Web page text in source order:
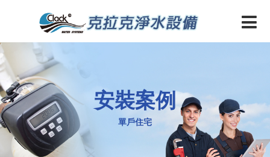
安裝案例
單戶住宅